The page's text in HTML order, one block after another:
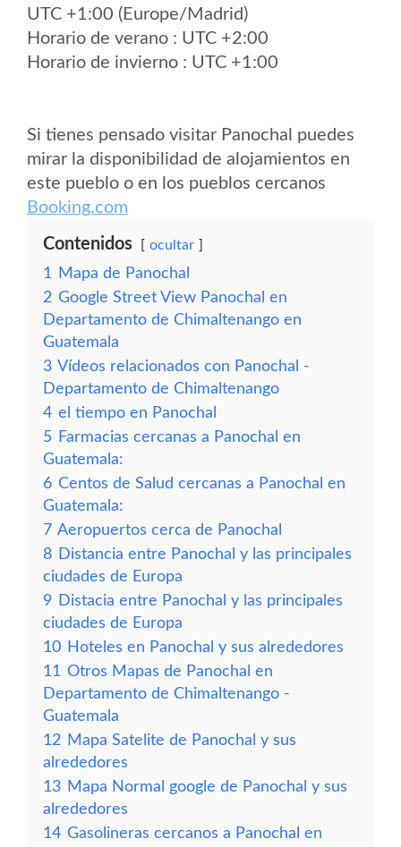
UTC +1:00 (Europe/Madrid)
Horario de verano : UTC +2:00
Horario de invierno : UTC +1:00
Si tienes pensado visitar Panochal puedes
mirar la disponibilidad de alojamientos en
este pueblo o en los pueblos cercanos
Booking.com
Contenidos ocultar
1
Mapa de Panochal
2 Google Street View Panochal en
Departamento de Chimaltenango en
Guatemala
3 Vídeos relacionados con Panochal -
Departamento de Chimaltenango
4 el tiempo en Panochal
5 Farmacias cercanas a Panochal en
Guatemala:
6 Centos de Salud cercanas a Panochal en
Guatemala:
7 Aeropuertos cerca de Panochal
8 Distancia entre Panochal y las principales
ciudades de Europa
9 Distacia entre Panochal y las principales
ciudades de Europa
10 Hoteles en Panochal y sus alrededores
11 Otros Mapas de Panochal en
Departamento de Chimaltenango -
Guatemala
12 Mapa Satelite de Panochal y sus
alrededores
13 Mapa Normal google de Panochal y sus
alrededores
14 Gasolineras cercanos a Panochal en